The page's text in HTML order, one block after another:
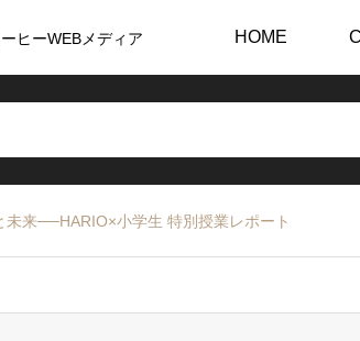
ヒーWEBメディア HOME
未来──HARIO×小学生 特別授業レポート